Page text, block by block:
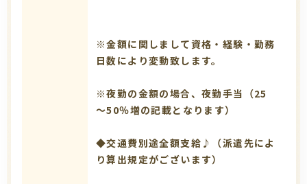
※金額に関しまして資格・経験・勤務
日数により変動致します。
※夜勤の金額の場合、夜勤手当（25
～50％増の記載となります）
◆交通費別途全額支給♪（派遣先によ
り算出規定がございます）